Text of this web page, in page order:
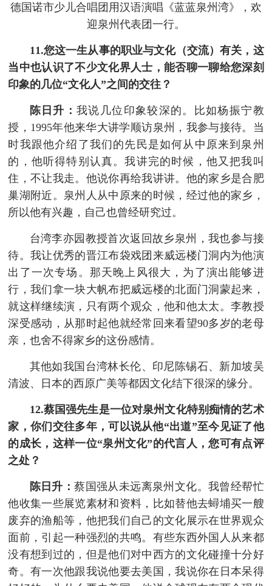
德国诺市少儿合唱团用汉语演唱《蓝蓝泉州湾》，欢
迎泉州代表团一行。
11.您这一生从事的职业与文化（交流）有关，这
当中也认识了不少文化界人士，能否聊一聊给您深刻
印象的几位“文化人”之间的交往？
陈日升：我说几位印象较深的。比如杨振宁教
授，1995年他来华大讲学顺访泉州，我参与接待。当
时我跟他介绍了我们的先民是如何从中原来到泉州
的，他听得特别认真。我讲完的时候，他又把我叫
住，不让我走。他说你再给我讲讲。他的家乡是合肥
巢湖附近。泉州人从中原来的时候，经过他的家乡，
所以他有兴趣，自己也曾经研究过。
台湾李亦园教授首次返回故乡泉州，我也参与接
待。我让优秀的晋江布袋戏团来威远楼门洞内为他演
出了一次专场。那天晚上风很大，为了演出能够进
行，我们拿一块大帆布把威远楼的北面门洞蒙起来，
就这样继续演，只有两个观众，他和他太太。李教授
深受感动，从那时起他就经常回来看望90多岁的老母
亲，也舍不得家乡的这份感情。
其他如我国台湾林长伦、印尼陈锡石、新加坡吴
清波、日本的西原广美等都因文化结下很深的缘分。
12.蔡国强先生是一位对泉州文化特别痴情的艺术
家，你们交往多年，可以说从他“出道”至今见证了他
的成长，这样一位“泉州文化”的代言人，您可有点评
之处？
陈日升：蔡国强从未远离泉州文化。我曾经帮忙
他收集一些展览素材和资料，比如替他去蟳埔买一艘
废弃的渔船等，他把我们自己的文化展示在世界观众
面前，引起一种强烈的共鸣。有些东西外国人从来都
没有想到过的，但是他们对中西方的文化碰撞十分好
奇。有一次他跟我说他要去美国，我说你在日本呆得